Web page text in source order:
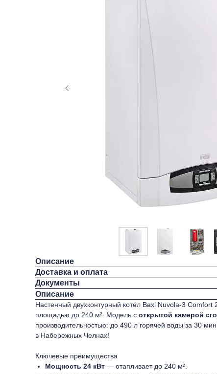
Описание
Доставка и оплата
Документы
Описание
Настенный двухконтурный котёл Baxi Nuvola‑3
площадью до 240 м². Модель с открытой камерой
производительностью: до 490 л горячей воды за 30
в Набережных Челнах!
Ключевые преимущества
Мощность 24 кВт — отапливает до 240 м².